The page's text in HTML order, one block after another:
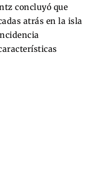
concluyó que
atrás en la isla